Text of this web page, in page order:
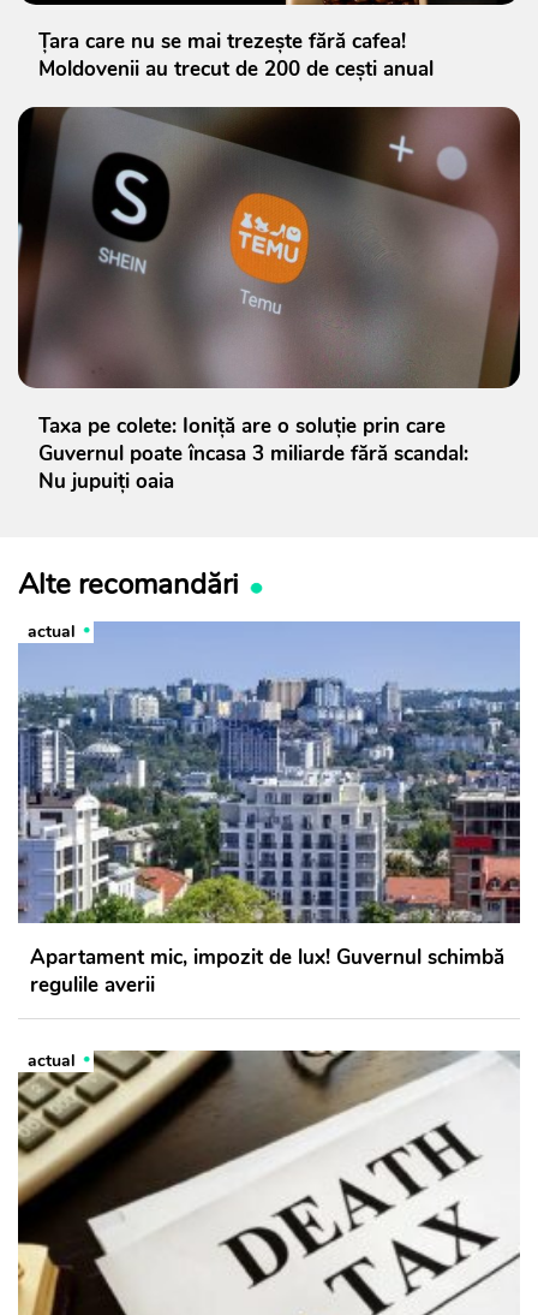
Țara care nu se mai trezește fără cafea!
Moldovenii au trecut de 200 de cești anual
Taxa pe colete: Ioniță are o soluție prin care
Guvernul poate încasa 3 miliarde fără scandal:
Nu jupuiți oaia
Alte recomandări
actual
Apartament mic, impozit de lux! Guvernul schimbă
regulile averii
actual